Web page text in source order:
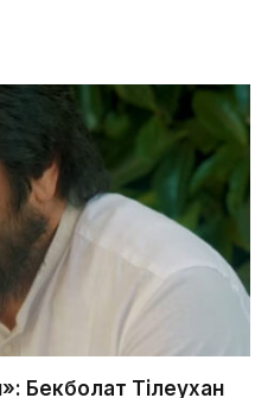
Бекболат Тілеухан